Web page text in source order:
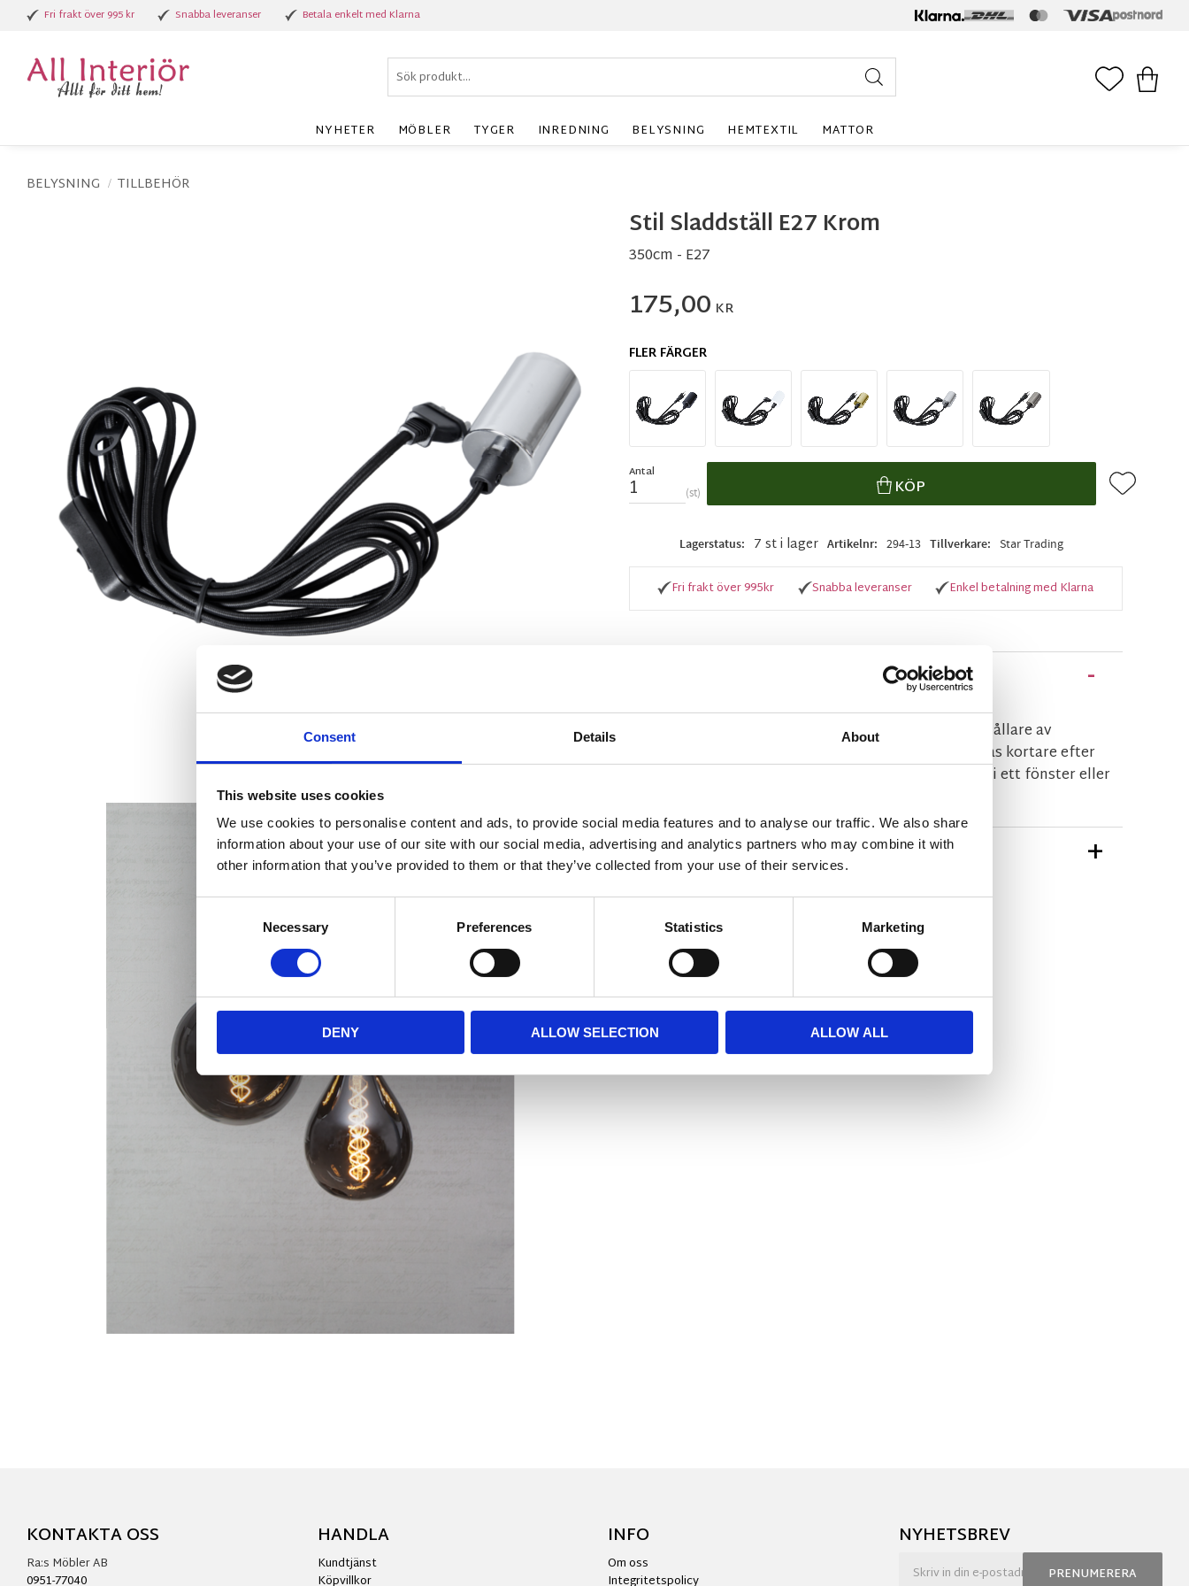
Consent Details About
This website uses cookies
We use cookies to personalise content and ads, to provide social media features and to analyse our traffic. We also share
information about your use of our site with our social media, advertising and analytics partners who may combine it with
other information that you’ve provided to them or that they’ve collected from your use of their services.
Necessary Preferences Statistics Marketing
DENY ALLOW SELECTION ALLOW ALL
Fri frakt över 995 kr Snabba leveranser Betala enkelt med Klarna
NYHETER MÖBLER TYGER INREDNING BELYSNING HEMTEXTIL MATTOR
BELYSNING TILLBEHÖR
Stil Sladdställ E27 Krom
350cm - E27
175,00 KR
FLER FÄRGER
Antal
st KÖP Lägg till i
Lagerstatus 7 st i lager Artikelnr 294-13 Tillverkare Star Trading
Fri frakt över 995kr Snabba leveranser Enkel betalning med Klarna
Stil är ett upphäng med svart textilsladd och lamphållare av
kromfärgad metall. Sladden är 3,5m och kan regleras kortare efter
behov. Kombinera med en snygg ljuskälla och häng i ett fönster eller
MÅTT OCH SPECIFIKATIONER
Visa alla produkter från Star Trading
KONTAKTA OSS
Ra:s Möbler AB
0951-77040
HANDLA
Kundtjänst
Köpvillkor
INFO
Om oss
Integritetspolicy
NYHETSBREV
PRENUMERERA